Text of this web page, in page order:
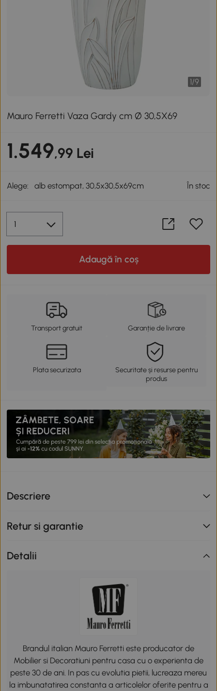
1/9
Mauro Ferretti Vaza Gardy cm Ø 30,5X69
1.549,99 Lei
Alege: alb estompat, 30,5x30,5x69cm În stoc
Adaugă în coș
Transport gratuit Garanție de livrare
Plata securizata
Securitate și resurse pentru
produs
Descriere
Retur si garantie
Detalii
Brandul italian Mauro Ferretti este producator de
Mobilier si Decoratiuni pentru casa cu o experienta de
peste 30 de ani. In pas cu evolutia pietii, lucreaza mereu
la imbunatatirea constanta a articolelor oferite pentru a